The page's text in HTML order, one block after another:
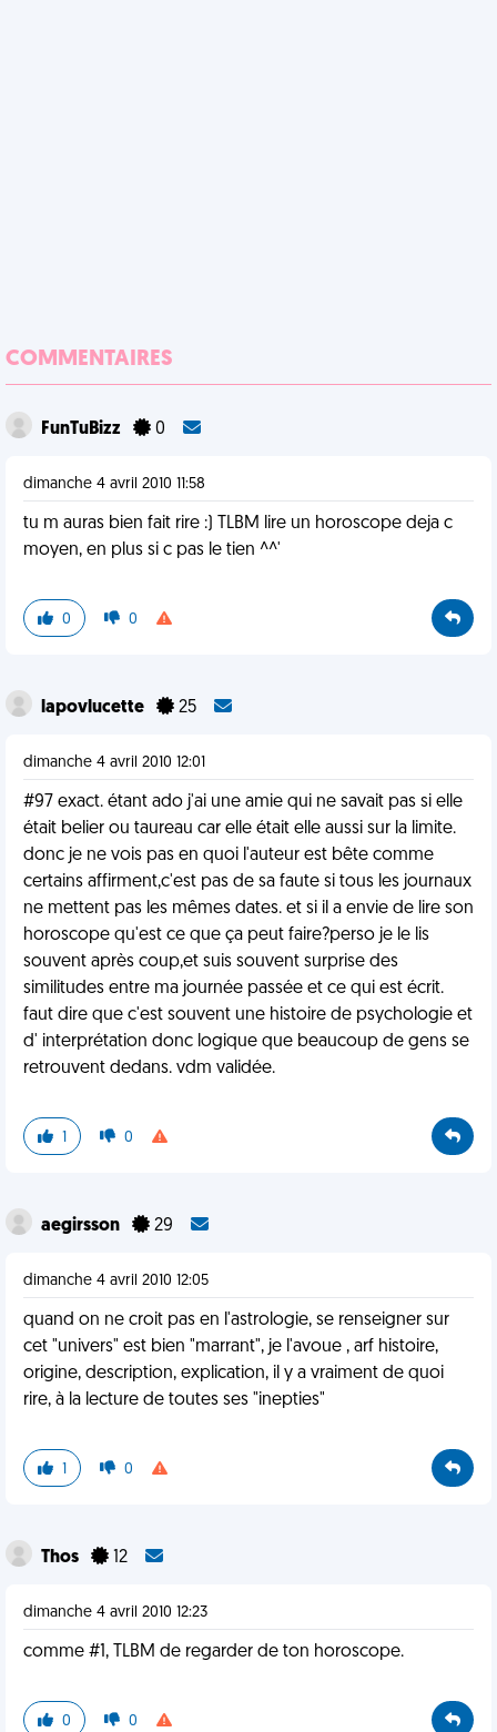
COMMENTAIRES
FunTuBizz 0
dimanche 4 avril 2010 11:58
tu m auras bien fait rire :) TLBM lire un horoscope deja c
moyen, en plus si c pas le tien ^^'
0 0
lapovlucette 25
dimanche 4 avril 2010 12:01
#97 exact. étant ado j'ai une amie qui ne savait pas si elle
était belier ou taureau car elle était elle aussi sur la limite.
donc je ne vois pas en quoi l'auteur est bête comme
certains affirment,c'est pas de sa faute si tous les journaux
ne mettent pas les mêmes dates. et si il a envie de lire son
horoscope qu'est ce que ça peut faire?perso je le lis
souvent après coup,et suis souvent surprise des
similitudes entre ma journée passée et ce qui est écrit.
faut dire que c'est souvent une histoire de psychologie et
d' interprétation donc logique que beaucoup de gens se
retrouvent dedans. vdm validée.
1 0
aegirsson 29
dimanche 4 avril 2010 12:05
quand on ne croit pas en l'astrologie, se renseigner sur
cet "univers" est bien "marrant", je l'avoue , arf histoire,
origine, description, explication, il y a vraiment de quoi
rire, à la lecture de toutes ses "inepties"
1 0
Thos 12
dimanche 4 avril 2010 12:23
comme #1, TLBM de regarder de ton horoscope.
0 0